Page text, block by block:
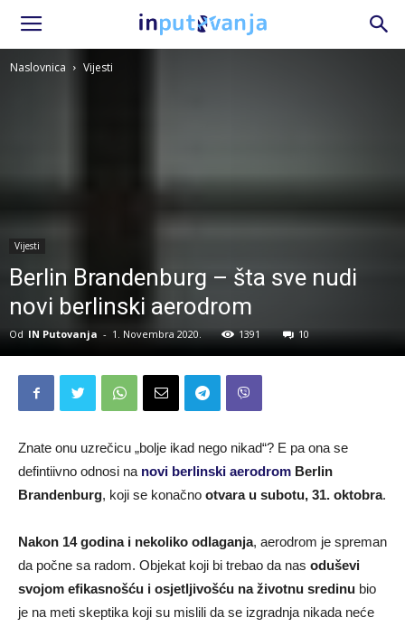
Naslovnica Vijesti
Vijesti
Berlin Brandenburg – šta sve nudi
novi berlinski aerodrom
Od IN Putovanja - 1. Novembra 2020. 1391 10
Znate onu uzrečicu „bolje ikad nego nikad“? E pa ona se
defintiivno odnosi na novi berlinski aerodrom Berlin
Brandenburg, koji se konačno otvara u subotu, 31. oktobra.
Nakon 14 godina i nekoliko odlaganja, aerodrom je spreman
da počne sa radom. Objekat koji bi trebao da nas oduševi
svojom efikasnošću i osjetljivošću na životnu sredinu bio
je na meti skeptika koji su mislili da se izgradnja nikada neće